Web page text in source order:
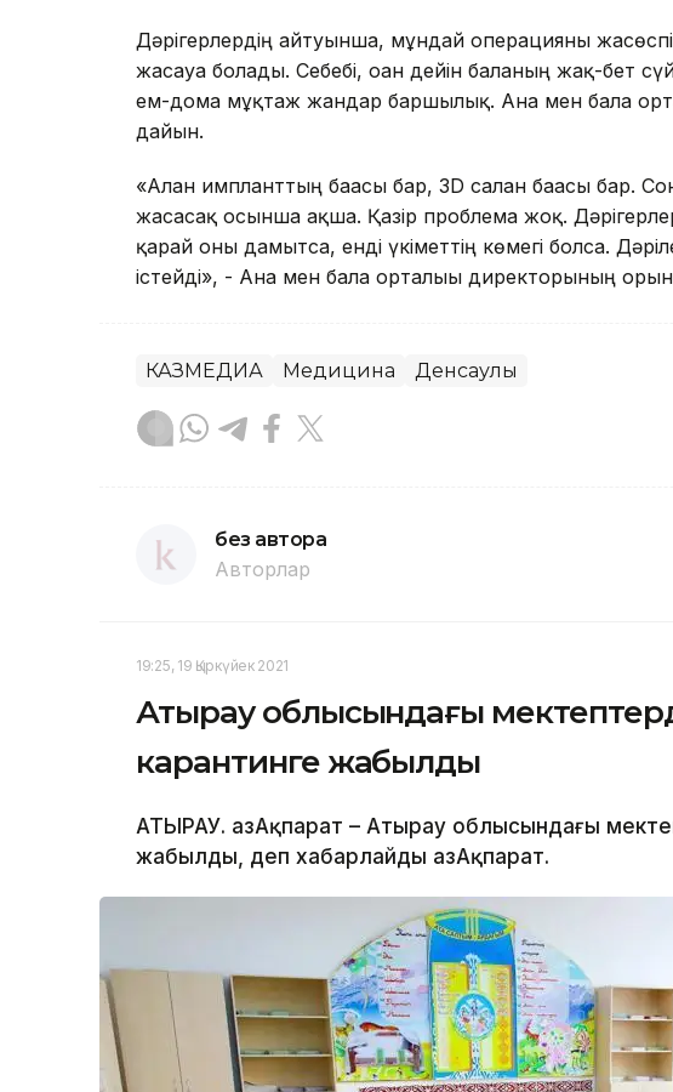
Дәрігерлердің айтуынша, мұндай операцияны
жасауға болады. Себебі, оған дейін баланың жақ-бет
ем-домға мұқтаж жандар баршылық. Ана мен бала
дайын.
«Алған импланттың бағасы бар, 3D салған бағасы бар.
жасасақ осынша ақша. Қазір проблема жоқ.
қарай оны дамытса, енді үкіметтің көмегі болса.
істейді», - Ана мен бала орталығы директорының
КАЗМЕДИА Медицина Денсаулық
без автора
Авторлар
19:25, 19 Қыркүйек 2021
Атырау облысындағы
карантинге жабылды
АТЫРАУ. ҚазАқпарат – Атырау облысындағы
жабылды, деп хабарлайды ҚазАқпарат.